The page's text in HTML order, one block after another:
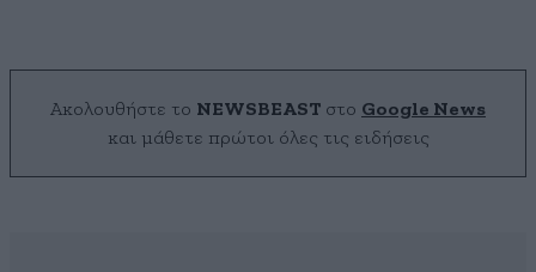
Ακολουθήστε το NEWSBEAST στο Google News
και μάθετε πρώτοι όλες τις ειδήσεις